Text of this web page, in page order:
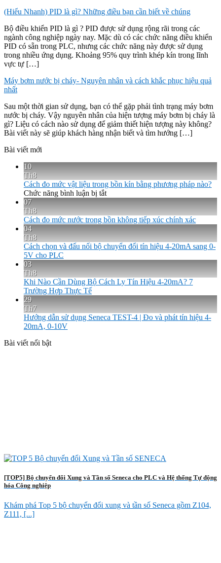
(Hiểu Nhanh) PID là gì? Những điều bạn cần biết về chúng
Bộ điều khiển PID là gì ? PID được sử dụng rộng rãi trong các
ngành công nghiệp ngày nay. Mặc dù có các chức năng điều khiển
PID có sẵn trong PLC, nhưng các chức năng này được sử dụng
trong nhiều ứng dụng. Khoảng 95% quy trình khép kín trong lĩnh
vực tự […]
Máy bơm nước bị cháy- Nguyên nhân và cách khắc phục hiệu quả
nhất
Sau một thời gian sử dụng, bạn có thể gặp phải tình trạng máy bơm
nước bị cháy. Vậy nguyên nhân của hiện tượng máy bơm bị cháy là
gì? Liệu có cách nào sử dụng để giảm thiết hiện tượng này không?
Bài viết này sẽ giúp khách hàng nhận biết và tìm hướng […]
Bài viết mới
10
Th8
Cách đo mức vật liệu trong bồn kín bằng phương pháp nào?
Chức năng bình luận bị tắtở
mức
trong
phương
07
Th8
Cách đo mức nước trong bồn không tiếp xúc chính xác
04
Th8
Cách chọn và đấu nối bộ chuyển đổi tín hiệu 4-20mA sang 0-
5V cho PLC
03
Th8
Khi Nào Cần Dùng Bộ Cách Ly Tín Hiệu 4-20mA? 7
Trường Hợp Thực Tế
29
Th7
Hướng dẫn sử dụng Seneca TEST-4 | Đo và phát tín hiệu 4-
20mA, 0-10V
Bài viết nổi bật
[TOP5] Bộ chuyển đổi Xung và Tần số Seneca cho PLC và Hệ thống Tự động
hóa Công nghiệp
Khám phá Top 5 bộ chuyển đổi xung và tần số Seneca gồm Z104,
Z111, [...]